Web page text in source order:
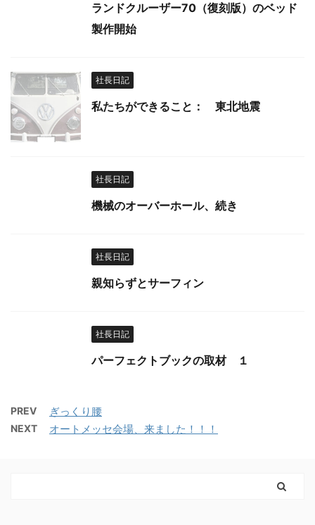
ランドクルーザー70（復刻版）のベッド
製作開始
社長日記
私たちができること： 東北地震
社長日記
機械のオーバーホール、続き
社長日記
親知らずとサーフィン
社長日記
パーフェクトブックの取材 １
PREV ぎっくり腰
NEXT オートメッセ会場、来ました！！！